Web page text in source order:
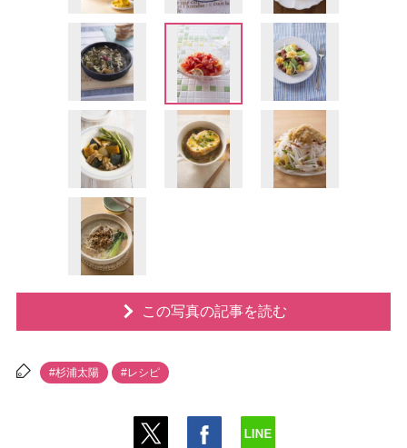
この写真の記事を読む
#杉浦太陽 #レシピ